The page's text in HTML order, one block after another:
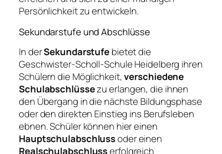
Persönlichkeit zu entwickeln.
Sekundarstufe und Abschlüsse
In derSekundarstufebietet die
Geschwister-Scholl-Schule Heidelberg ihren
Schülern die Möglichkeit,verschiedene
Schulabschlüssezu erlangen, die ihnen
den Übergang in die nächste Bildungsphase
oder den direkten Einstieg ins Berufsleben
ebnen. Schüler können hier einen
Hauptschulabschlussoder einen
Realschulabschlusserfolgreich